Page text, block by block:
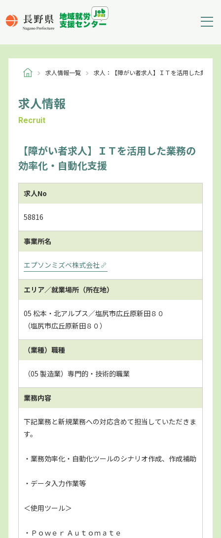
求人情報一覧 求人：【障がい者求人】ＩＴを活用した業務の
求人情報
Recruit
【障がい者求人】ＩＴを活用した業務の
効率化・自動化支援
求人No
58816
事業所名
エプソンミズベ株式会社
エリア／就業場所（所在地）
05 松本・北アルプス／塩尻市広丘原新田８０
（塩尻市広丘原新田８０）
（業種）職種
（05 製造業）専門的・技術的職業
業務内容
下記業務と新規業務への対応含めて担当していただきま
す。
・業務効率化・自動化ツールのシナリオ作成、作成補助
・データ入力作業等
＜使用ツール＞
・Ｐｏｗｅｒ Ａｕｔｏｍａｔｅ